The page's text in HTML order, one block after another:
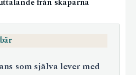
från skaparna
som själva lever med